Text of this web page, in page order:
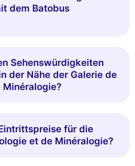
dem Batobus
Sehenswürdigkeiten
der Nähe der Galerie de
Minéralogie?
für die
et de Minéralogie?